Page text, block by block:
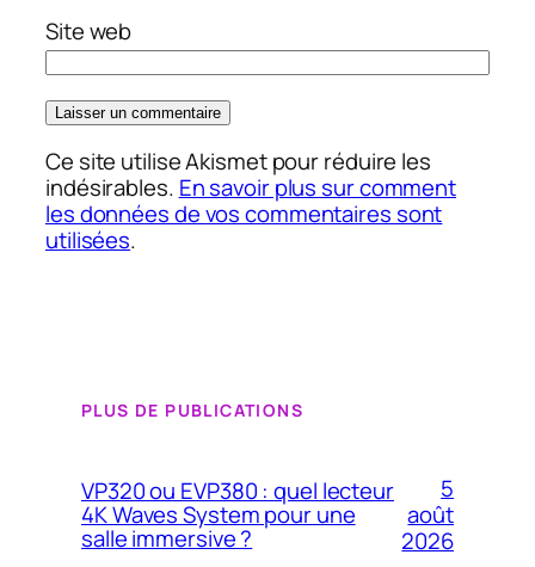
Site web
Ce site utilise Akismet pour réduire les
indésirables. En savoir plus sur comment
les données de vos commentaires sont
utilisées.
PLUS DE PUBLICATIONS
VP320 ou EVP380 : quel lecteur
4K Waves System pour une
salle immersive ?
5
août
2026